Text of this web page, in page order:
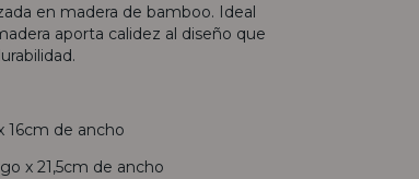
en madera de bamboo. Ideal
aporta calidez al diseño que
16cm de ancho
x 21,5cm de ancho